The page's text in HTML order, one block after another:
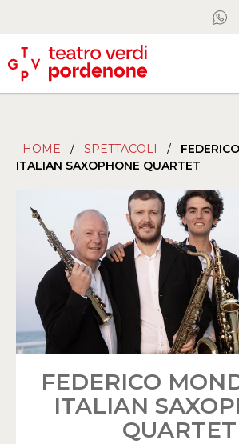
HOME / SPETTACOLI /
ITALIAN SAXOPHONE QUARTET
FEDERICO
ITALIAN
QUARTET